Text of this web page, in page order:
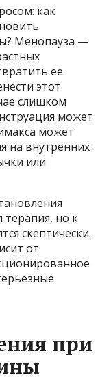
как
Менопауза —
ее
этот
слишком
может
может
на внутренних
или
терапия, но к
скептически.
от
при